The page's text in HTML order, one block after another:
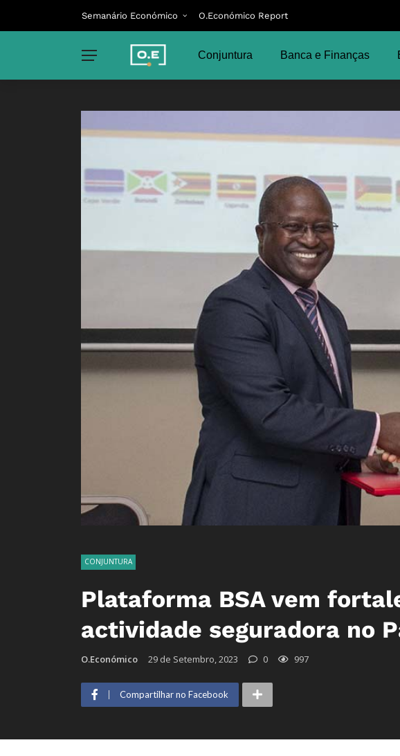
Semanário Económico O.Económico Report
Conjuntura Banca e Finanças
CONJUNTURA
Plataforma BSA vem
actividade seguradora no
O.Económico 29 de Setembro, 2023 0 997
Compartilhar no Facebook